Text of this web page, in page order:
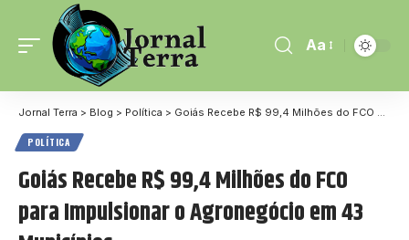
Aa
Jornal Terra > Blog > Política > Goiás Recebe R$ 99,4 Milhões do FCO para Impulsionar o Agronegócio em 43 Municípios
POLÍTICA
Goiás Recebe R$ 99,4 Milhões do FCO
para Impulsionar o Agronegócio em 43